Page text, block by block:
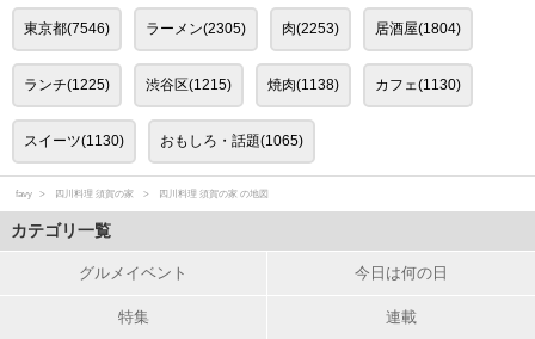
東京都(7546) ラーメン(2305) 肉(2253) 居酒屋(1804)
ランチ(1225) 渋谷区(1215) 焼肉(1138) カフェ(1130)
スイーツ(1130) おもしろ・話題(1065)
favy 四川料理 須賀の家 四川料理 須賀の家 の地図
カテゴリ一覧
グルメイベント 今日は何の日
特集 連載